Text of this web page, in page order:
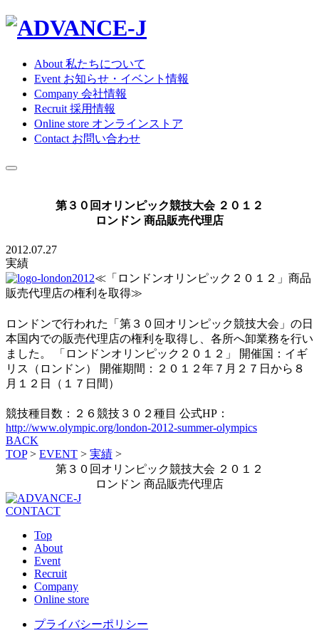
About 私たちについて
Event お知らせ・イベント情報
Company 会社情報
Recruit 採用情報
Online store オンラインストア
Contact お問い合わせ
第３０回オリンピック競技大会 ２０１２
ロンドン 商品販売代理店
2012.07.27
実績
≪「ロンドンオリンピック２０１２」商品
販売代理店の権利を取得≫
ロンドンで行われた「第３０回オリンピック競技大会」の日
本国内での販売代理店の権利を取得し、各所へ卸業務を行い
ました。 「ロンドンオリンピック２０１２」 開催国：イギ
リス（ロンドン） 開催期間：２０１２年７月２７日から８
月１２日（１７日間）
競技種目数：２６競技３０２種目 公式HP：
http://www.olympic.org/london-2012-summer-olympics
BACK
TOP> EVENT > 実績 >
第３０回オリンピック競技大会 ２０１２
ロンドン 商品販売代理店
CONTACT
Top
About
Event
Recruit
Company
Online store
プライバシーポリシー